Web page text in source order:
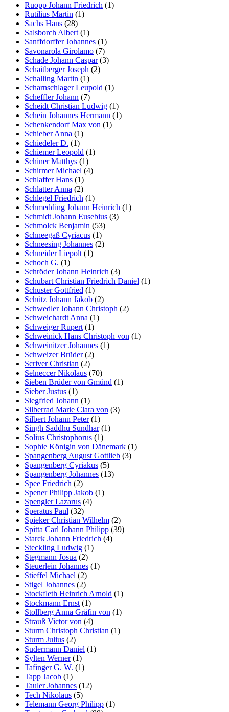
Ruopp Johann Friedrich (1)
Rutilius Martin (1)
Sachs Hans (28)
Salsborch Albert (1)
Sanffdorffer Johannes (1)
Savonarola Girolamo (7)
Schade Johann Caspar(3)
Schaitberger Joseph (2)
Schalling Martin (1)
Scharnschlager Leupold (1)
Scheffler Johann (7)
Scheidt Christian Ludwig (1)
Schein Johannes Hermann (1)
Schenkendorf Max von (1)
Schieber Anna (1)
Schiedeler D. (1)
Schiemer Leopold (1)
Schiner Matthys (1)
Schirmer Michael (4)
Schlaffer Hans (1)
Schlatter Anna (2)
Schlegel Friedrich (1)
Schmedding Johann Heinrich (1)
Schmidt Johann Eusebius (3)
Schmolck Benjamin (53)
Schneegaß Cyriacus (1)
Schneesing Johannes (2)
Schneider Liepolt (1)
Schoch G. (1)
Schröder Johann Heinrich (3)
Schubart Christian Friedrich Daniel (1)
Schuster Gottfried (1)
Schütz Johann Jakob (2)
Schwedler Johann Christoph (2)
Schweichardt Anna (1)
Schweiger Rupert (1)
Schweinick Hans Christoph von (1)
Schweinitzer Johannes (1)
Schweizer Brüder(2)
Scriver Christian (2)
Selneccer Nikolaus (70)
Sieben Brüder von Gmünd (1)
Sieber Justus (1)
Siegfried Johann (1)
Silberrad Marie Clara von (3)
Silbert Johann Peter(1)
Singh Saddhu Sundhar(1)
Solius Christophorus (1)
Sophie Königin von Dänemark (1)
Spangenberg August Gottlieb (3)
Spangenberg Cyriakus (5)
Spangenberg Johannes (13)
Spee Friedrich (2)
Spener Philipp Jakob (1)
Spengler Lazarus (4)
Speratus Paul (32)
Spieker Christian Wilhelm (2)
Spitta Carl Johann Philipp (39)
Starck Johann Friedrich (4)
Steckling Ludwig (1)
Stegmann Josua (2)
Steuerlein Johannes (1)
Stieffel Michael (2)
Stigel Johannes (2)
Stockfleth Heinrich Arnold (1)
Stockmann Ernst (1)
Stollberg Anna Gräfin von (1)
Strauß Victor von (4)
Sturm Christoph Christian (1)
Sturm Julius (2)
Sudermann Daniel (1)
Sylten Werner(1)
Tafinger G. W. (1)
Tapp Jacob (1)
Tauler Johannes (12)
Tech Nikolaus (5)
Telemann Georg Philipp (1)